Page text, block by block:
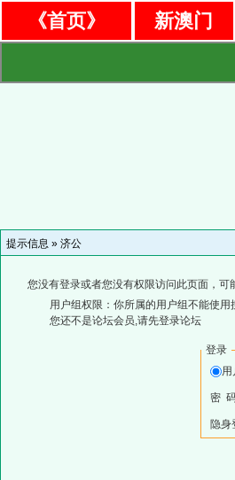
《首页》 新澳门
提示信息 » 济公
您没有登录或者您没有权限访问此页面，可
用户组权限：你所属的用户组不能使用
您还不是论坛会员,请先登录论坛
登录
密
隐身